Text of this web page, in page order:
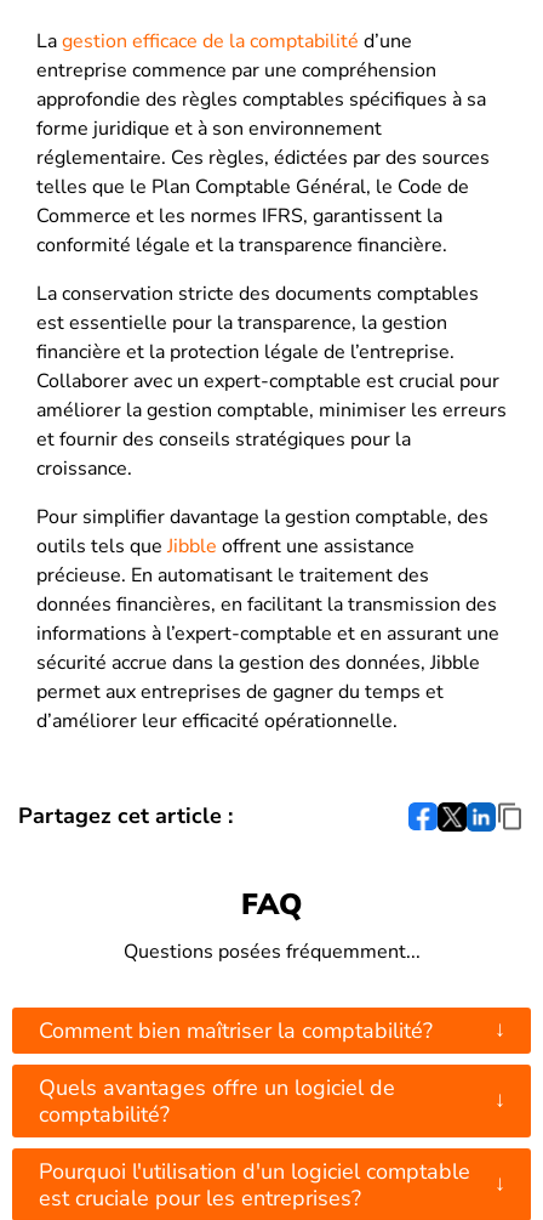
Lagestion efficace de la comptabilité d’une
entreprise commence par une compréhension
approfondie des règles comptables spécifiques à sa
forme juridique et à son environnement
réglementaire. Ces règles, édictées par des sources
telles que le Plan Comptable Général, le Code de
Commerce et les normes IFRS, garantissent la
conformité légale et la transparence financière.
La conservation stricte des documents comptables
est essentielle pour la transparence, la gestion
financière et la protection légale de l’entreprise.
Collaborer avec un expert-comptable est crucial pour
améliorer la gestion comptable, minimiser les erreurs
et fournir des conseils stratégiques pour la
croissance.
Pour simplifier davantage la gestion comptable, des
outils tels queJibble offrent une assistance
précieuse. En automatisant le traitement des
données financières, en facilitant la transmission des
informations à l’expert-comptable et en assurant une
sécurité accrue dans la gestion des données, Jibble
permet aux entreprises de gagner du temps et
d’améliorer leur efficacité opérationnelle.
Partagez cet article :
FAQ
Questions posées fréquemment...
Comment bien maîtriser la comptabilité? ↓
Quels avantages offre un logiciel de
comptabilité?
↓
Pourquoi l'utilisation d'un logiciel comptable
est cruciale pour les entreprises?
↓